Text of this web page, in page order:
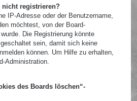
nicht registrieren?
IP-Adresse oder der Benutzername,
möchtest, von der Board-
Die Registrierung könnte
sein, damit sich keine
können. Um Hilfe zu erhalten,
Administration.
des Boards löschen“-